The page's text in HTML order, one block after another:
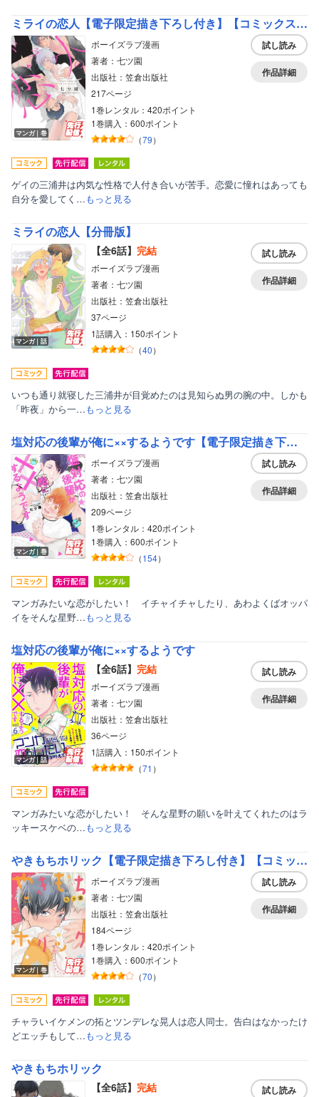
ミライの恋人【電子限定描き下ろし付き】【コミックス版】
マンガ｜巻
ボーイズラブ漫画
著者：七ツ園
出版社：笠倉出版社
217ページ
1巻レンタル：420ポイント
1巻購入：600ポイント
（79）
試し読み
作品詳細
ゲイの三浦井は内気な性格で人付き合いが苦手。恋愛に憧れはあっても
自分を愛してく…もっと見る
ミライの恋人【分冊版】
マンガ｜話
【全6話】 完結
ボーイズラブ漫画
著者：七ツ園
出版社：笠倉出版社
37ページ
1話購入：150ポイント
（40）
試し読み
作品詳細
いつも通り就寝した三浦井が目覚めたのは見知らぬ男の腕の中。しかも
「昨夜」から一…もっと見る
塩対応の後輩が俺に××するようです【電子限定描き下ろし付き】【コミックス版】
マンガ｜巻
ボーイズラブ漫画
著者：七ツ園
出版社：笠倉出版社
209ページ
1巻レンタル：420ポイント
1巻購入：600ポイント
（154）
試し読み
作品詳細
マンガみたいな恋がしたい！ イチャイチャしたり、あわよくばオッパ
イをそんな星野…もっと見る
塩対応の後輩が俺に××するようです
マンガ｜話
【全6話】 完結
ボーイズラブ漫画
著者：七ツ園
出版社：笠倉出版社
36ページ
1話購入：150ポイント
（71 ）
試し読み
作品詳細
マンガみたいな恋がしたい！ そんな星野の願いを叶えてくれたのはラ
ッキースケベの…もっと見る
やきもちホリック【電子限定描き下ろし付き】【コミックス版】
マンガ｜巻
ボーイズラブ漫画
著者：七ツ園
出版社：笠倉出版社
184ページ
1巻レンタル：420ポイント
1巻購入：600ポイント
（70）
試し読み
作品詳細
チャラいイケメンの拓とツンデレな晃人は恋人同士。告白はなかったけ
どエッチもして…もっと見る
やきもちホリック
【全6話】 完結 試し読み